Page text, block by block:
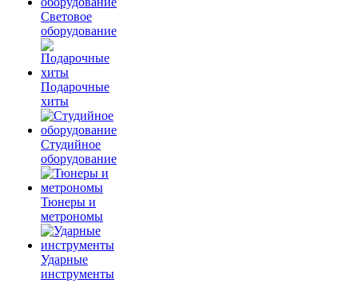
Световое
оборудование
Подарочные
хиты
Студийное
оборудование
Тюнеры и
метрономы
Ударные
инструменты